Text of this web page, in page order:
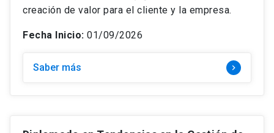
creación de valor para el cliente y la empresa.
Fecha Inicio: 01/09/2026
Saber más keyboard_arrow_right